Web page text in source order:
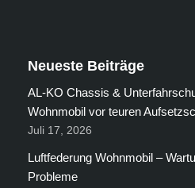
Neueste Beiträge
AL-KO Chassis &
Wohnmobil vor teuren
Juli 17, 2026
Luftfederung Wohnmobil –
Probleme